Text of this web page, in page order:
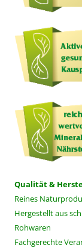
Qualität &
Reines
Hergestellt aus
Rohwaren
Fachgerechte